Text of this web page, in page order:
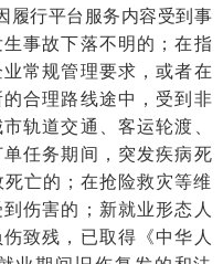
履行平台服务内容受到事
事故下落不明的；在指
常规管理要求，或者在
合理路线途中，受到非
轨道交通、客运轮渡、
任务期间，突发疾病死
亡的；在抢险救灾等维
伤害的；新就业形态人
致残，已取得《中华人